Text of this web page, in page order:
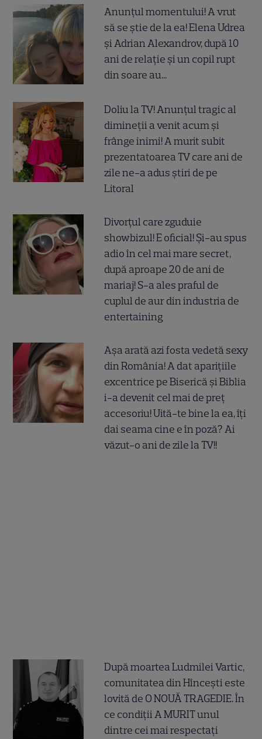
Anunțul momentului! A vrut
să se știe de la ea! Elena Udrea
și Adrian Alexandrov, după 10
ani de relație și un copil rupt
din soare au...
Doliu la TV! Anunțul tragic al
dimineții a venit acum și
frânge inimi! A murit subit
prezentatoarea TV care ani de
zile ne-a adus știri de pe
Litoral
Divorțul care zguduie
showbizul! E oficial! Și-au spus
adio în cel mai mare secret,
după aproape 20 de ani de
mariaj! S-a ales praful de
cuplul de aur din industria de
entertaining
Așa arată azi fosta vedetă sexy
din România! A dat aparițiile
excentrice pe Biserică și Biblia
i-a devenit cel mai de preț
accesoriu! Uită-te bine la ea, îți
dai seama cine e în poză? Ai
văzut-o ani de zile la TV!!
După moartea Ludmilei Vartic,
comunitatea din Hîncești este
lovită de O NOUĂ TRAGEDIE. În
ce condiții A MURIT unul
dintre cei mai respectați